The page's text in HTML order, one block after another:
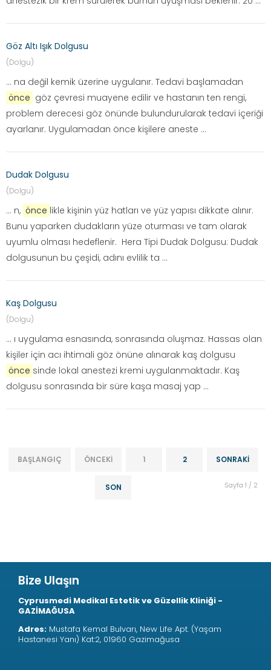
Göz Altı Işık Dolgusu
(Dolgu)
... na değil kemik üzerine uygulanır. Tedavi başlamadan
önce göz çevresi muayene edilir ve hastanın ten rengi,
problem derecesi göz önünde bulundurularak tedavi içeriği
ayarlanır. Uygulamadan önce kişilere aneste ...
Dudak Dolgusu
(Dolgu)
... n, önce likle kişinin yüz hatları ve yüz yapısı dikkate alınır.
Bunu yaparken dudakların yüze oturması ve tam olarak
uyumlu olması hedeflenir. Hera Tipi Dudak Dolgusu: Dudak
dolgusunun bu çeşidi, adını evlilik ta ...
Kaş Dolgusu
(Dolgu)
... ı uygulama esnasında, sonrasında oluşmaz. Hassas olan
kişiler için acı ihtimali göz önüne alınarak kaş dolgusu
önce sinde lokal anestezi kremi uygulanmaktadır. Kaş
dolgusu sonrasında bir süre kaşa masaj yap ...
BAŞLANGIÇ ÖNCEKI 1 2 SONRAKI
SON Sayfa 1 / 2
Bize Ulaşın
Cyprusmedi Medikal Estetik ve Güzellik Kliniği -
GAZİMAĞUSA
Adres: Mustafa Kemal Bulvarı, New Life Apt. (Yaşam
Hastanesi Yanı) Kat:2, 01960 Gazimağusa